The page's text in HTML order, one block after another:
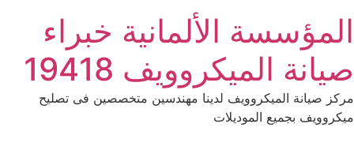
content
المؤسسة الألمانية خبراء
صيانة الميكروويف 19418
مركز صيانة الميكروويف لدينا مهندسين متخصصين فى تصليح
ميكروويف بجميع الموديلات